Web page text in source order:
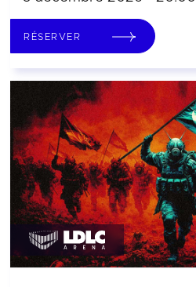
RÉSERVER